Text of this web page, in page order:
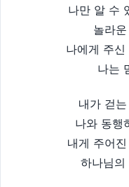
나만 알 수
놀라
나에게 주
나는
내가 걷
나와 동행
내게 주어
하나님의